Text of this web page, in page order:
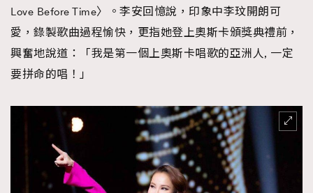
Love Before Time〉。李安回憶說，印象中李玟開朗可
愛，錄製歌曲過程愉快，更指她登上奧斯卡頒獎典禮前，
興奮地說道：「我是第一個上奧斯卡唱歌的亞洲人, 一定
要拼命的唱！」